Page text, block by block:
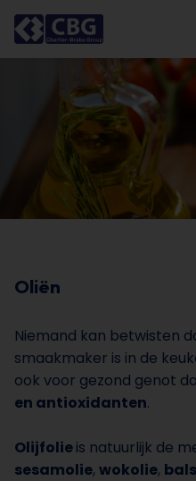
Oliën
Niemand kan betwisten
smaakmaker is in de
ook voor gezond genot
en antioxidanten.
Olijfolieis natuurlijk de
sesamolie, wokolie,